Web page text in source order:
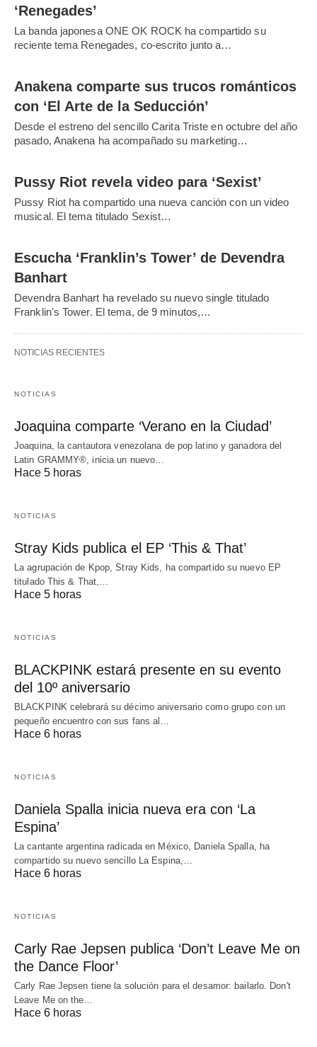
‘Renegades’
La banda japonesa ONE OK ROCK ha compartido su
reciente tema Renegades, co-escrito junto a…
Anakena comparte sus trucos románticos
con ‘El Arte de la Seducción’
Desde el estreno del sencillo Carita Triste en octubre del año
pasado, Anakena ha acompañado su marketing…
Pussy Riot revela video para ‘Sexist’
Pussy Riot ha compartido una nueva canción con un video
musical. El tema titulado Sexist…
Escucha ‘Franklin’s Tower’ de Devendra
Banhart
Devendra Banhart ha revelado su nuevo single titulado
Franklin's Tower. El tema, de 9 minutos,…
NOTICIAS RECIENTES
NOTICIAS
Joaquina comparte ‘Verano en la Ciudad’
Joaquina, la cantautora venezolana de pop latino y ganadora del
Latin GRAMMY®, inicia un nuevo…
Hace 5 horas
NOTICIAS
Stray Kids publica el EP ‘This & That’
La agrupación de Kpop, Stray Kids, ha compartido su nuevo EP
titulado This & That,…
Hace 5 horas
NOTICIAS
BLACKPINK estará presente en su evento
del 10º aniversario
BLACKPINK celebrará su décimo aniversario como grupo con un
pequeño encuentro con sus fans al…
Hace 6 horas
NOTICIAS
Daniela Spalla inicia nueva era con ‘La
Espina’
La cantante argentina radicada en México, Daniela Spalla, ha
compartido su nuevo sencillo La Espina,…
Hace 6 horas
NOTICIAS
Carly Rae Jepsen publica ‘Don’t Leave Me on
the Dance Floor’
Carly Rae Jepsen tiene la solución para el desamor: bailarlo. Don't
Leave Me on the…
Hace 6 horas